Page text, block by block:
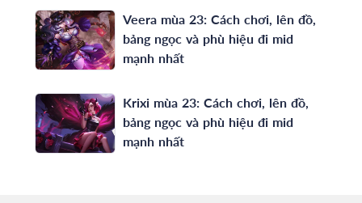
Veera mùa 23: Cách chơi, lên đồ,
bảng ngọc và phù hiệu đi mid
mạnh nhất
Krixi mùa 23: Cách chơi, lên đồ,
bảng ngọc và phù hiệu đi mid
mạnh nhất